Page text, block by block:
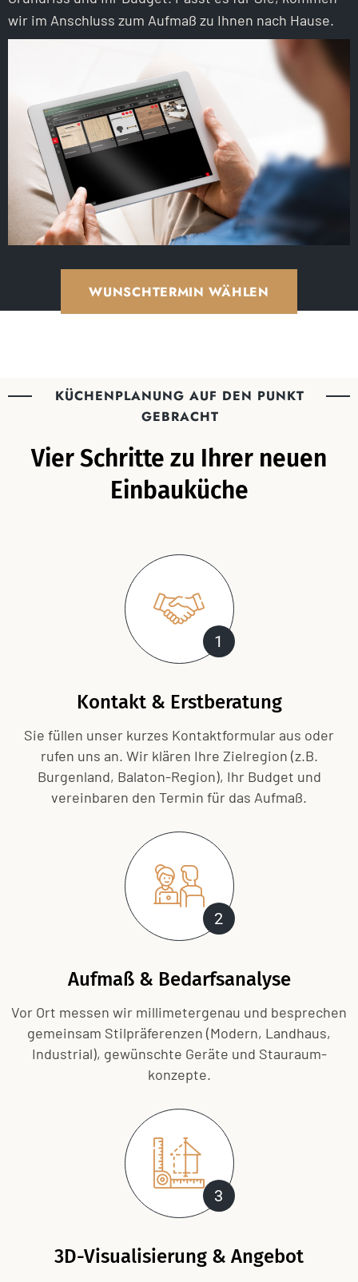
wir im Anschluss zum Aufmaß zu Ihnen nach Hause.
WUNSCHTERMIN WÄHLEN
KÜCHENPLANUNG AUF DEN PUNKT
GEBRACHT
Vier Schritte zu Ihrer neuen
Einbauküche
1
Kontakt & Erstberatung
Sie füllen unser kurzes Kontaktformular aus oder
rufen uns an. Wir klären Ihre Zielregion (z.B.
Burgenland, Balaton-Region), Ihr Budget und
vereinbaren den Termin für das Aufmaß.
2
Aufmaß & Bedarfsanalyse
Vor Ort messen wir millimetergenau und besprechen
gemeinsam Stil­präferenzen (Modern, Landhaus,
Industrial), gewünschte Geräte und Stauraum­
konzepte.
3
3D-Visualisierung & Angebot